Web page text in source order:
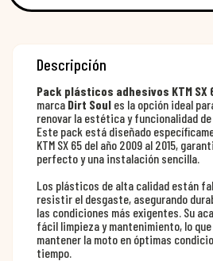
Descripción
Pack plásticos adhesivos KTM SX
marca Dirt Soul es la opción ideal
renovar la estética y funcionalidad
Este pack está diseñado
KTM SX 65 del año 2009 al 2015,
perfecto y una instalación sencilla.
Los plásticos de alta calidad están
resistir el desgaste, asegurando
las condiciones más exigentes. Su
fácil limpieza y mantenimiento, lo
mantener la moto en óptimas
tiempo.